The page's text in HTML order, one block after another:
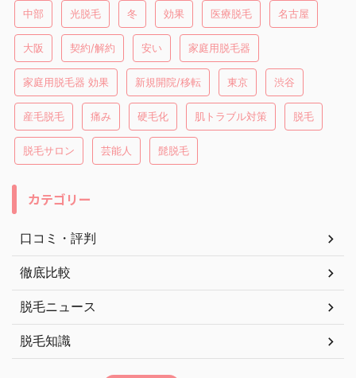
中部 光脱毛 冬 効果 医療脱毛 名古屋
大阪 契約/解約 安い 家庭用脱毛器
家庭用脱毛器 効果 新規開院/移転 東京 渋谷
産毛脱毛 痛み 硬毛化 肌トラブル対策 脱毛
脱毛サロン 芸能人 髭脱毛
カテゴリー
口コミ・評判
徹底比較
脱毛ニュース
脱毛知識